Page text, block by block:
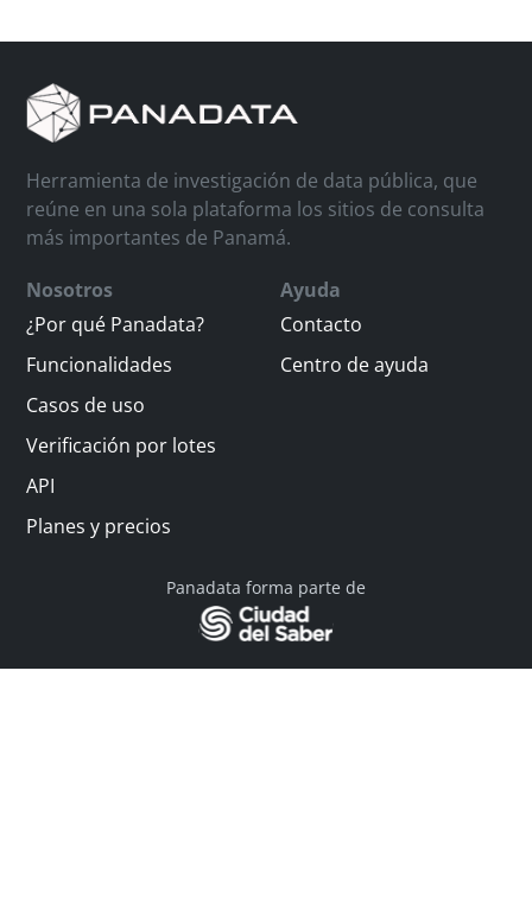
Herramienta de investigación de data pública, que
reúne en una sola plataforma los sitios de consulta
más importantes de Panamá.
Nosotros
¿Por qué Panadata?
Funcionalidades
Casos de uso
Verificación por lotes
API
Planes y precios
Ayuda
Contacto
Centro de ayuda
Panadata forma parte de